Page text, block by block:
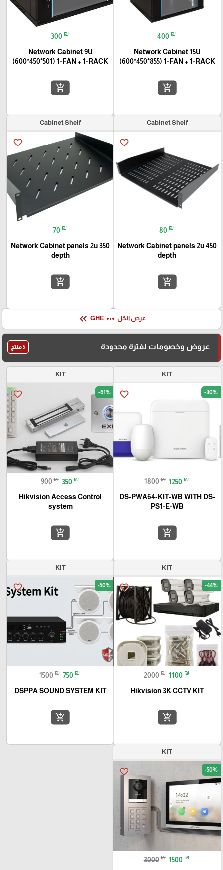
400 ₪
Network Cabinet 15U
(600*450*855) 1-FAN + 1-RACK
add_shopping_cart
300 ₪
Network Cabinet 9U
(600*450*501) 1-FAN + 1-RACK
add_shopping_cart
Cabinet Shelf
favorite_border
80 ₪
Network Cabinet panels 2u 450
depth
add_shopping_cart
Cabinet Shelf
favorite_border
70 ₪
Network Cabinet panels 2u 350
depth
add_shopping_cart
عرض الكل more_horiz
keyboard_double_arrow_left
عروض وخصومات لفترة محدودة 5 منتج
KIT
favorite_border -30%
1800 ₪ 1250 ₪
DS-PWA64-KIT-WB WITH DS-
PS1-E-WB
add_shopping_cart
KIT
favorite_border -61%
900 ₪ 350 ₪
Hikvision Access Control
system
add_shopping_cart
KIT
favorite_border -44%
2000 ₪ 1100 ₪
Hikvision 3K CCTV KIT
add_shopping_cart
KIT
favorite_border -50%
1500 ₪ 750 ₪
DSPPA SOUND SYSTEM KIT
add_shopping_cart
KIT
favorite_border -50%
3000 ₪ 1500 ₪